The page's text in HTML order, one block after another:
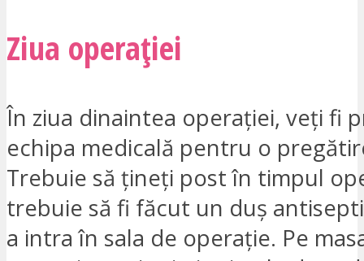
Ziua operației
În ziua dinaintea operației, veți fi
echipa medicală pentru o
Trebuie să țineți post în timpul
trebuie să fi făcut un duș
a intra în sala de operație. Pe